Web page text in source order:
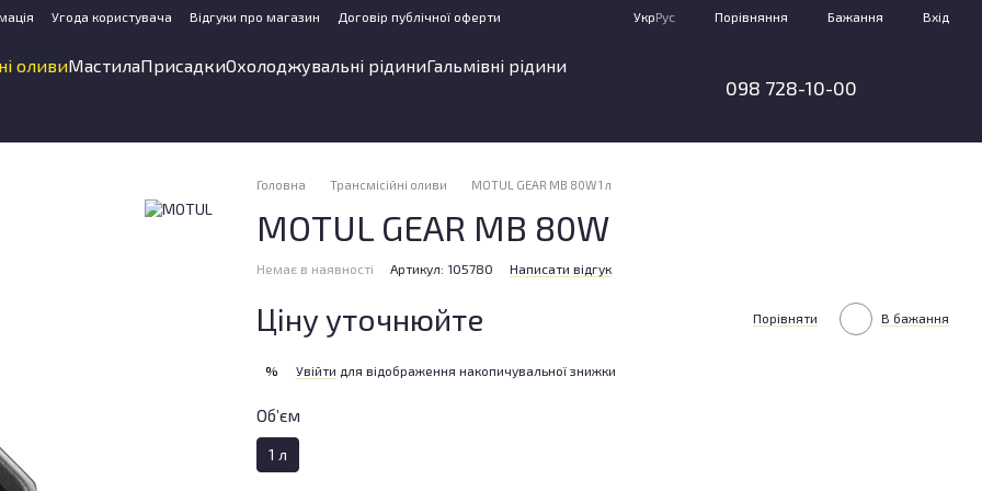
Угода користувача Відгуки про магазин Договір публічної оферти УкрРус Порівняння Бажання Вхід
оливиМастилаПрисадкиОхолоджувальні рідиниГальмівні рідини
098 728-10-00
Головна Трансмісійні оливи MOTUL GEAR MB 80W 1 л
MOTUL GEAR MB 80W
Немає в наявності Артикул: 105780 Написати відгук
Ціну уточнюйте Порівняти В бажання
% Увійти для відображення накопичувальної знижки
Об’єм
1 л